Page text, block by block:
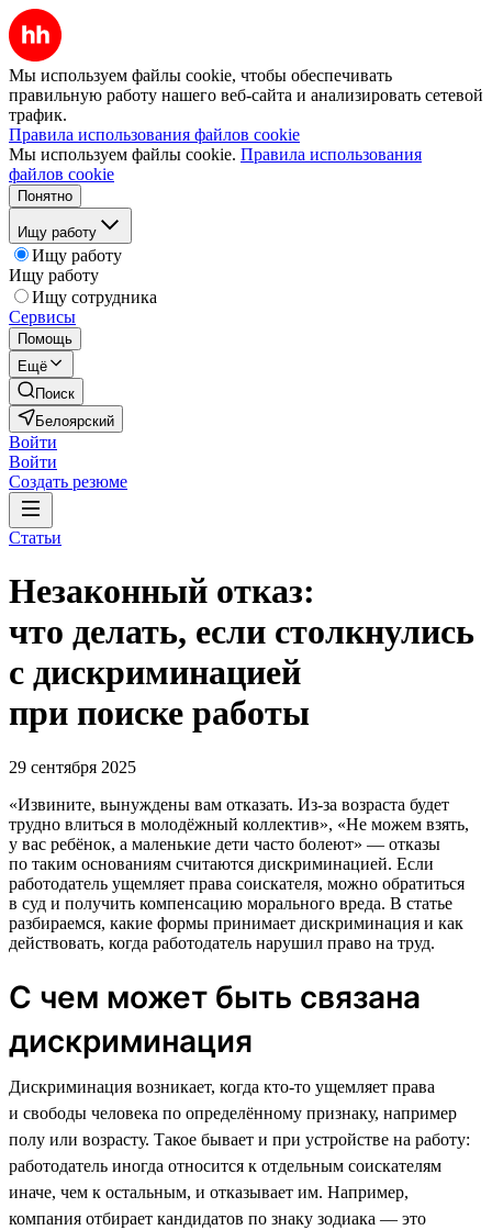
Мы используем файлы cookie, чтобы обеспечивать
правильную работу нашего веб-сайта и анализировать сетевой
трафик.
Правила использования файлов cookie
Мы используем файлы cookie. Правила использования
файлов cookie
Понятно
Ищу работу
Ищу работу
Ищу работу
Ищу сотрудника
Сервисы
Помощь
Ещё
Поиск
Белоярский
Войти
Войти
Создать резюме
Статьи
Незаконный отказ:
что делать, если столкнулись
с дискриминацией
при поиске работы
29 сентября 2025
«Извините, вынуждены вам отказать. Из-за возраста будет
трудно влиться в молодёжный коллектив», «Не можем взять,
у вас ребёнок, а маленькие дети часто болеют» — отказы
по таким основаниям считаются дискриминацией. Если
работодатель ущемляет права соискателя, можно обратиться
в суд и получить компенсацию морального вреда. В статье
разбираемся, какие формы принимает дискриминация и как
действовать, когда работодатель нарушил право на труд.
С чем может быть связана
дискриминация
Дискриминация возникает, когда кто-то ущемляет права
и свободы человека по определённому признаку, например
полу или возрасту. Такое бывает и при устройстве на работу:
работодатель иногда относится к отдельным соискателям
иначе, чем к остальным, и отказывает им. Например,
компания отбирает кандидатов по знаку зодиака — это